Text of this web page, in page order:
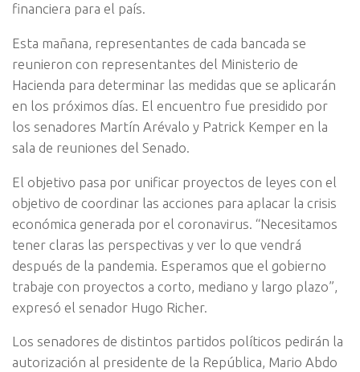
financiera para el país.
Esta mañana, representantes de cada bancada se
reunieron con representantes del Ministerio de
Hacienda para determinar las medidas que se aplicarán
en los próximos días. El encuentro fue presidido por
los senadores Martín Arévalo y Patrick Kemper en la
sala de reuniones del Senado.
El objetivo pasa por unificar proyectos de leyes con el
objetivo de coordinar las acciones para aplacar la crisis
económica generada por el coronavirus. “Necesitamos
tener claras las perspectivas y ver lo que vendrá
después de la pandemia. Esperamos que el gobierno
trabaje con proyectos a corto, mediano y largo plazo”,
expresó el senador Hugo Richer.
Los senadores de distintos partidos políticos pedirán la
autorización al presidente de la República, Mario Abdo